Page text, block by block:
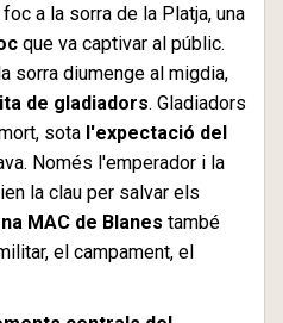
a la sorra de la Platja, una
que va captivar al públic.
sorra diumenge al migdia,
de gladiadors. Gladiadors
sota l'expectació del
Només l'emperador i la
la clau per salvar els
MAC de Blanes també
el campament, el